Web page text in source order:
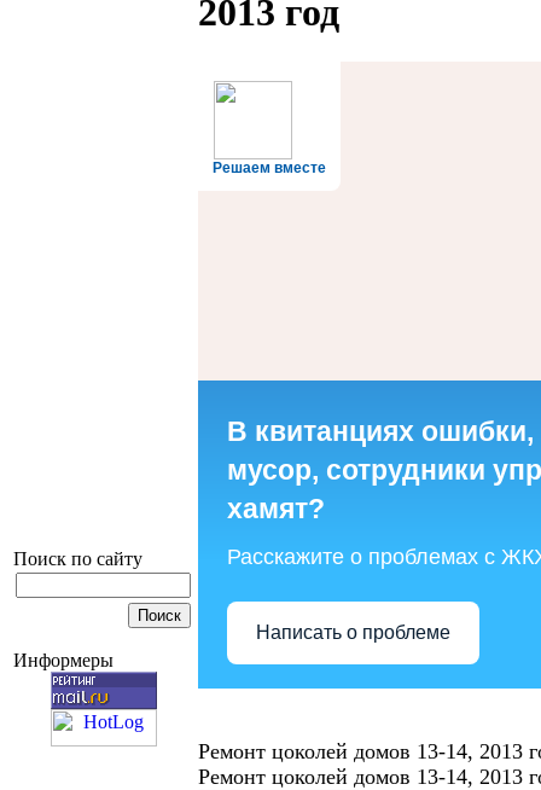
Поиск по сайту
Информеры
2013 год
Решаем вместе
В квитанциях
мусор, сотрудники
хамят?
Расскажите о проблемах с
Написать о проблеме
Ремонт цоколей домов 13-14, 2013
Ремонт цоколей домов 13-14, 2013